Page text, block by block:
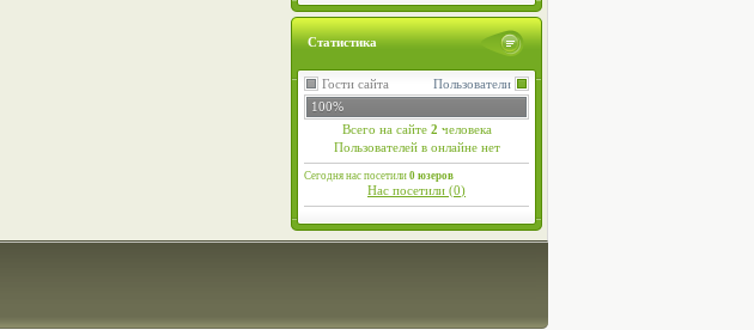
Статистика
Пользователи
Гости сайта
100%
Всего на сайте 2 человека
Пользователей в онлайне нет
Сегодня нас посетили 0 юзеров
Нас посетили (0)